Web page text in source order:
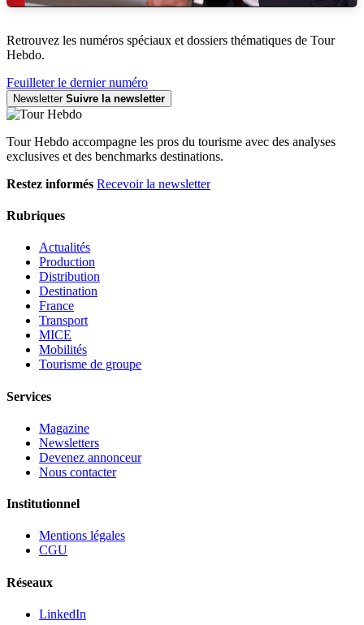
Retrouvez les numéros spéciaux et dossiers thématiques de Tour
Hebdo.
Feuilleter le dernier numéro
Newsletter Suivre la newsletter
Tour Hebdo accompagne les pros du tourisme avec des analyses
exclusives et des benchmarks destinations.
Restez informés Recevoir la newsletter
Rubriques
Actualités
Production
Distribution
Destination
France
Transport
MICE
Mobilités
Tourisme de groupe
Services
Magazine
Newsletters
Devenez annonceur
Nous contacter
Institutionnel
Mentions légales
CGU
Réseaux
LinkedIn